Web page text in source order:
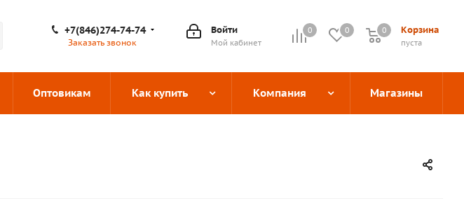
0 0 Корзина
0
пуста
0
Войти
Мой кабинет
+7(846)274-74-74
Заказать звонок
Оптовикам Как купить Компания Магазины